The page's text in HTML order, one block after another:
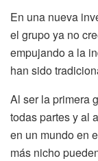
En una nueva
el grupo ya no
empujando a la
han sido
Al ser la primera
todas partes y al
en un mundo en
más nicho